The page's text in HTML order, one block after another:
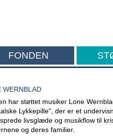
FONDEN
WERNBLAD
har støttet musiker Lone
Lykkepille", der er et
livsglæde og musikflow til
og deres familier.